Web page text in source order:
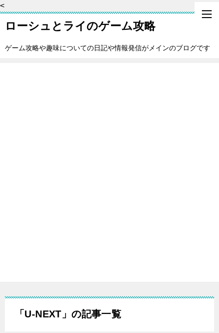
<
ローシュとライのゲーム攻略
ゲーム攻略や趣味についての日記や情報発信がメインのブログです
「U-NEXT」の記事一覧